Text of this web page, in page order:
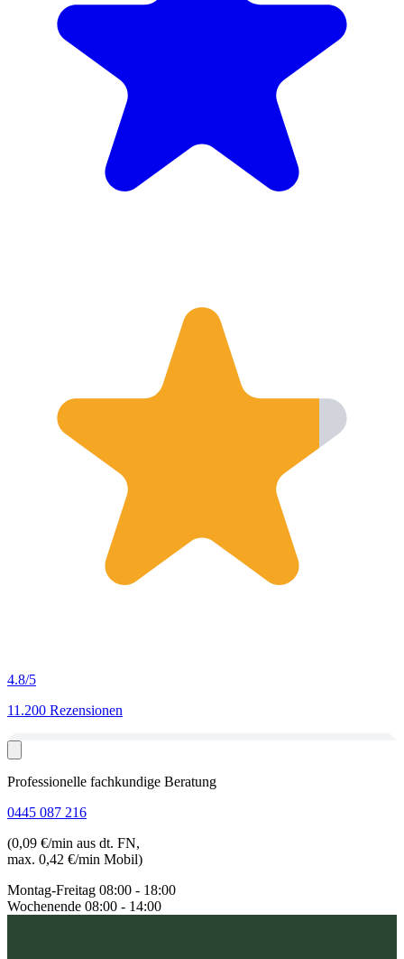
4.8/5
11.200 Rezensionen
Professionelle fachkundige Beratung
0445 087 216
(0,09 €/min aus dt. FN,
max. 0,42 €/min Mobil)
Montag-Freitag 08:00 - 18:00
Wochenende 08:00 - 14:00